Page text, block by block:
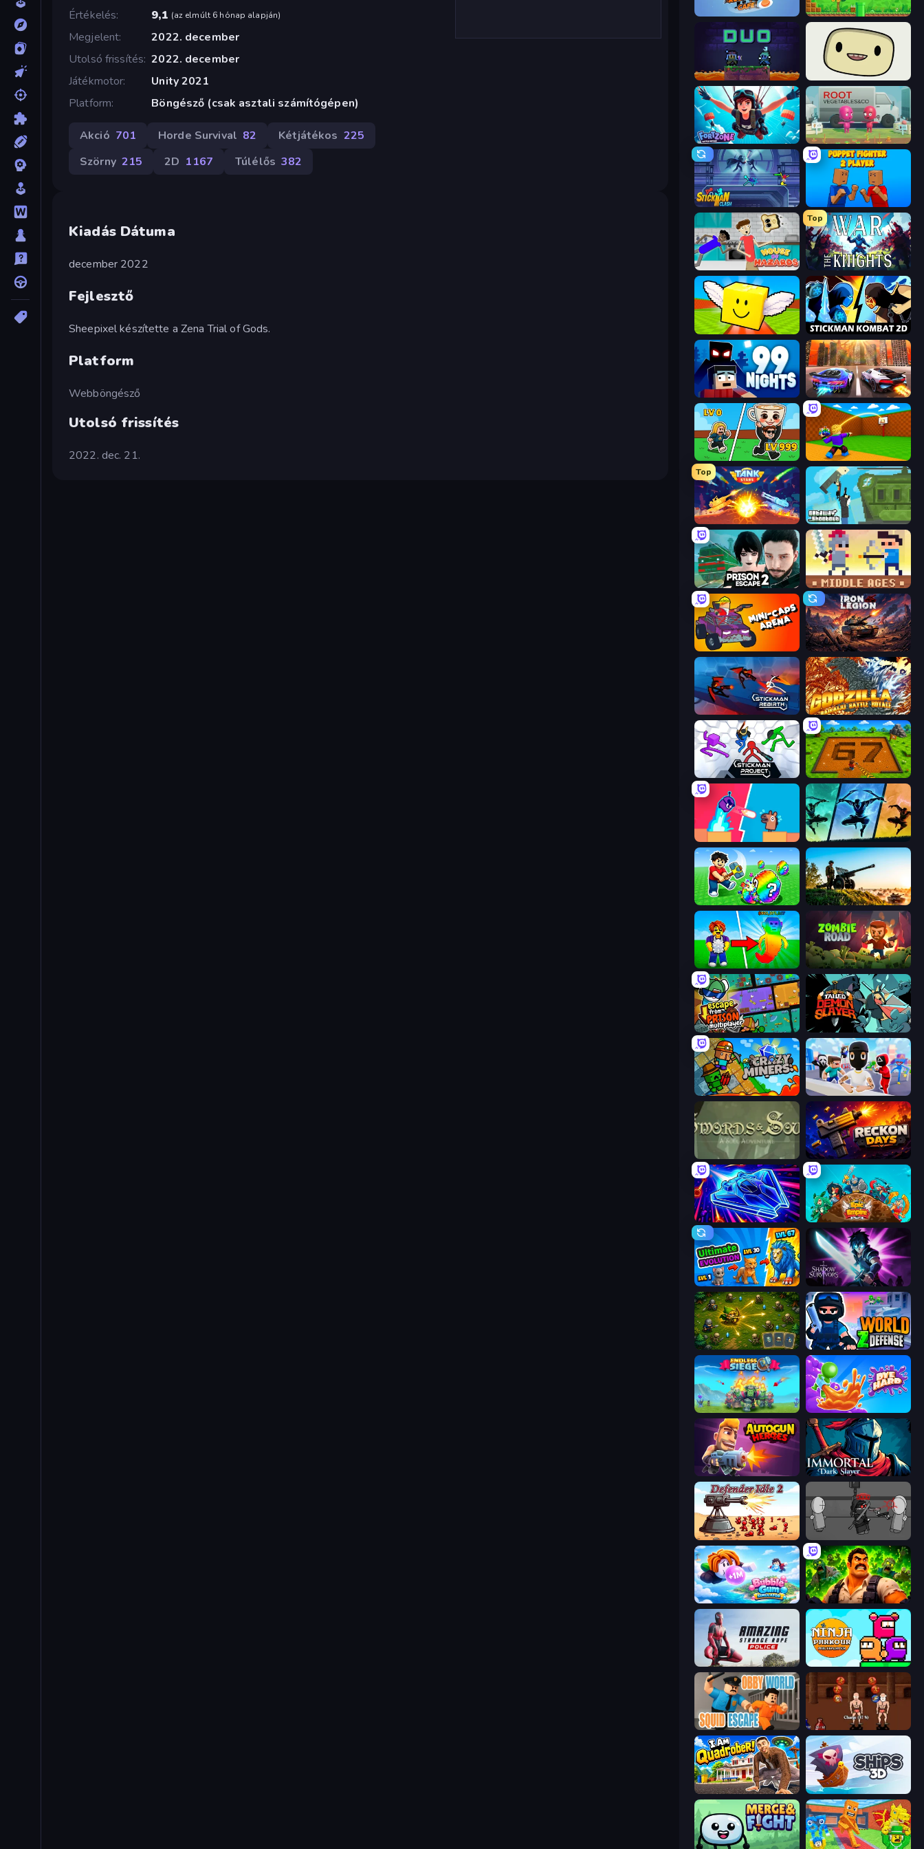
Értékelés
9,1 (az elmúlt 6 hónap alapján)
Megjelent
2022. december
Utolsó frissítés 2022. december
Játékmotor
Unity 2021
Platform
Böngésző (csak asztali számítógépen)
Akció 701 Horde Survival 82 Kétjátékos 225
Szörny 215 2D 1167 Túlélős 382
Kiadás Dátuma
december 2022
Fejlesztő
Sheepixel készítette a Zena Trial of Gods.
Platform
Webböngésző
Utolsó frissítés
2022. dec. 21.
Rush Hour Cafe Super Robo - Adventure
Duo SuperWEIRD
Fortzone Battle Royale Root Vegetables & Co
Stickman Clash Puppet Fighter 2 Player
House of Hazards
Top
War the Knights
Lucky Brainrot Blocks Online Stickman Kombat 2D
99 Nights (Bloxd.io) Night City Racing
Brainrot Arena Online Throw a Lucky Block
Top
Tank Stars Getaway Shootout
Prison Escape 2 Castle Wars: Middle Ages
Mini-Caps: Arena Iron Legion
Stickman Rebirth Godzilla Daikaiju Battle Royale
Stickman Project Obby: Dig Brainrots
Boom Slingers ReBoom Shadow Ninja Revenge
Break a Lucky Egg Brainrots Artillery Vs Tanks
Collect Brainrot Egg Zombie Road
Escape From Prison Multiplayer Tailed Demon Slayer
Crazy Miners
Swords & Souls Reckon Days
Stellar Swarm Epic Empire: Tower Defense
Ultimate Evolution Shadow Survivors
Tiny Ranger World Z Defense - Zombie Defense
Endless Siege Dye Hard
Autogun Heroes Immortal: Dark Slayer
Defender Idle 2 Madness Project Nexus
Bubble Gum Simulator Zombie Lab Escape
Amazing Strange Rope Police Ninja Parkour Multiplayer
Swords and Sandals 2
I Am Quadrober! Ships 3D